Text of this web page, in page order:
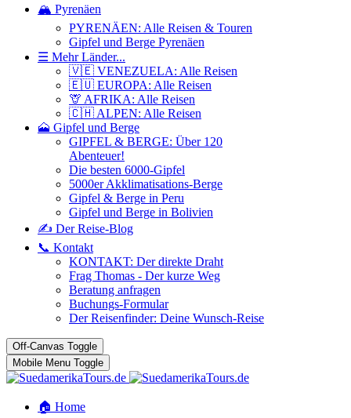
🏔️ Pyrenäen
PYRENÄEN: Alle Reisen & Touren
Gipfel und Berge Pyrenäen
☰ Mehr Länder...
🇻🇪 VENEZUELA: Alle Reisen
🇪🇺 EUROPA: Alle Reisen
🦒 AFRIKA: Alle Reisen
🇨🇭 ALPEN: Alle Reisen
🗻 Gipfel und Berge
GIPFEL & BERGE: Über 120
Abenteuer!
Die besten 6000-Gipfel
5000er Akklimatisations-Berge
Gipfel & Berge in Peru
Gipfel und Berge in Bolivien
✍️ Der Reise-Blog
📞 Kontakt
KONTAKT: Der direkte Draht
Frag Thomas - Der kurze Weg
Beratung anfragen
Buchungs-Formular
Der Reisenfinder: Deine Wunsch-Reise
Off-Canvas Toggle
Mobile Menu Toggle
🏠 Home